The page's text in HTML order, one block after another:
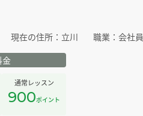
現在の住所： 立川 職業： 会社員
金
通常レッスン
900ポイント